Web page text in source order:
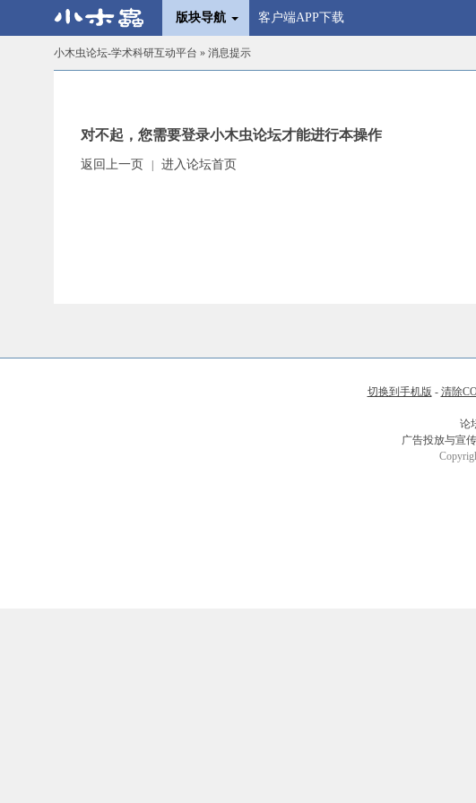
版块导航 客户端APP下载
小木虫论坛-学术科研互动平台 » 消息提示
对不起，您需要登录小木虫论坛才能进行本操作
返回上一页 进入论坛首页
切换到手机版 - 清除
论
广告投放与宣